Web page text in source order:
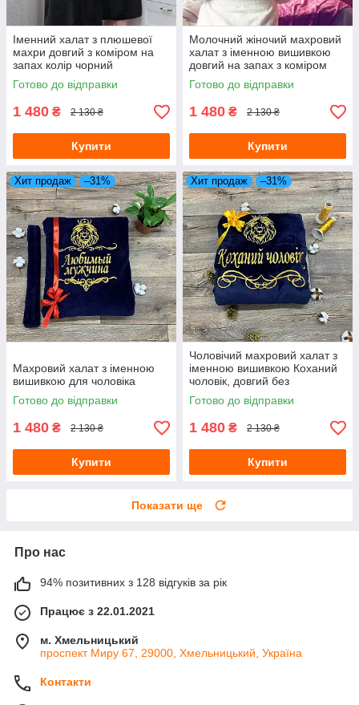
Іменний халат з плюшевої
махри довгий з коміром на
запах колір чорний
Готово до відправки
1 480 ₴ 2 130 ₴
Купити
Молочний жіночий махровий
халат з іменною вишивкою
довгий на запах з коміром
Готово до відправки
1 480 ₴ 2 130 ₴
Купити
Хит продаж –31%
Махровий халат з іменною
вишивкою для чоловіка
Готово до відправки
1 480 ₴ 2 130 ₴
Купити
Хит продаж –31%
Чоловічий махровий халат з
іменною вишивкою Коханий
чоловік, довгий без
капюшона
Готово до відправки
1 480 ₴ 2 130 ₴
Купити
Показати ще
Про нас
94% позитивних з 128 відгуків за рік
Працює з 22.01.2021
м. Хмельницький
проспект Миру 67, 29000, Хмельницький, Україна
Контакти